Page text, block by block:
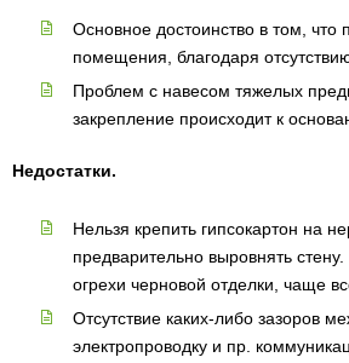
Основное достоинство в том,
помещения, благодаря
Проблем с навесом тяжелых
закрепление происходит к
Недостатки.
Нельзя крепить гипсокартон на
предварительно выровнять
огрехи черновой отделки, чаще
Отсутствие каких-либо зазоров
электропроводку и пр.